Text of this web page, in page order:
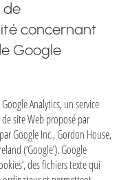
de
concernant
Google
Analytics, un service
de site Web proposé par
Google Inc., Gordon House,
(‘Google’). Google
des fichiers texte qui